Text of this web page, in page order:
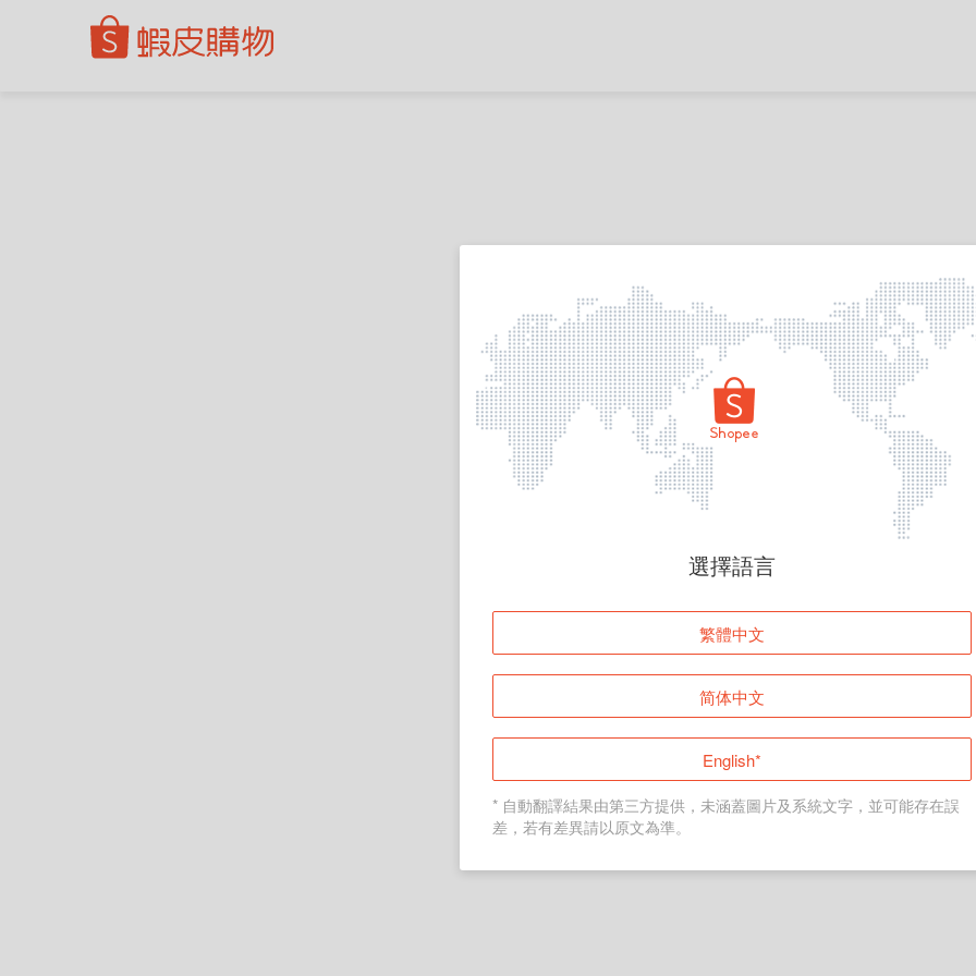
頁面無法顯示
登入
返回首頁
選擇語言
繁體中文
简体中文
English*
* 自動翻譯結果由第三方提供，未涵蓋圖片及系統文字，並可能存在誤
差，若有差異請以原文為準。